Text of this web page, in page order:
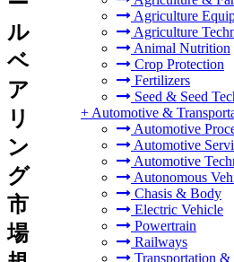
Agriculture
Agriculture
Animal Nutrition
Crop Protection
Fertilizers
Seed & Seed
+ Automotive &
Automotive
Automotive
Automotive
Autonomous
Chasis & Body
Electric Vehicle
Powertrain
Railways
Transportation
ル
ベ
ア
リ
ン
グ
市
場